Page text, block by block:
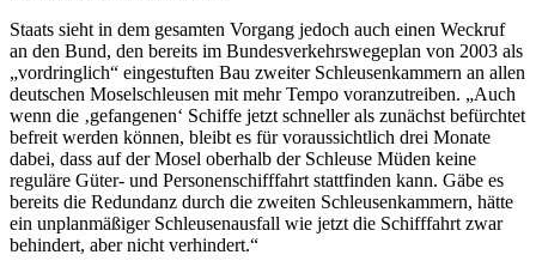
Staats sieht in dem gesamten Vorgang jedoch auch einen Weckruf
an den Bund, den bereits im Bundesverkehrswegeplan von 2003 als
„vordringlich“ eingestuften Bau zweiter Schleusenkammern an allen
deutschen Moselschleusen mit mehr Tempo voranzutreiben. „Auch
wenn die ‚gefangenen‘ Schiffe jetzt schneller als zunächst befürchtet
befreit werden können, bleibt es für voraussichtlich drei Monate
dabei, dass auf der Mosel oberhalb der Schleuse Müden keine
reguläre Güter- und Personenschifffahrt stattfinden kann. Gäbe es
bereits die Redundanz durch die zweiten Schleusenkammern, hätte
ein unplanmäßiger Schleusenausfall wie jetzt die Schifffahrt zwar
behindert, aber nicht verhindert.“